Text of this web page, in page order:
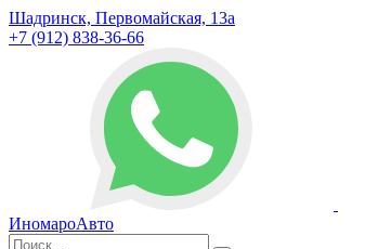
Шадринск, Первомайская, 13а
+7 (912) 838-36-66
ИномароАвто